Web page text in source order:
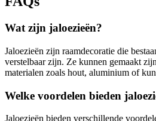
Wat zijn jaloezieën?
Jaloezieën zijn raamdecoratie die
verstelbaar zijn. Ze kunnen gemaakt
materialen zoals hout, aluminium of
Welke voordelen bieden
Jaloezieën bieden verschillende